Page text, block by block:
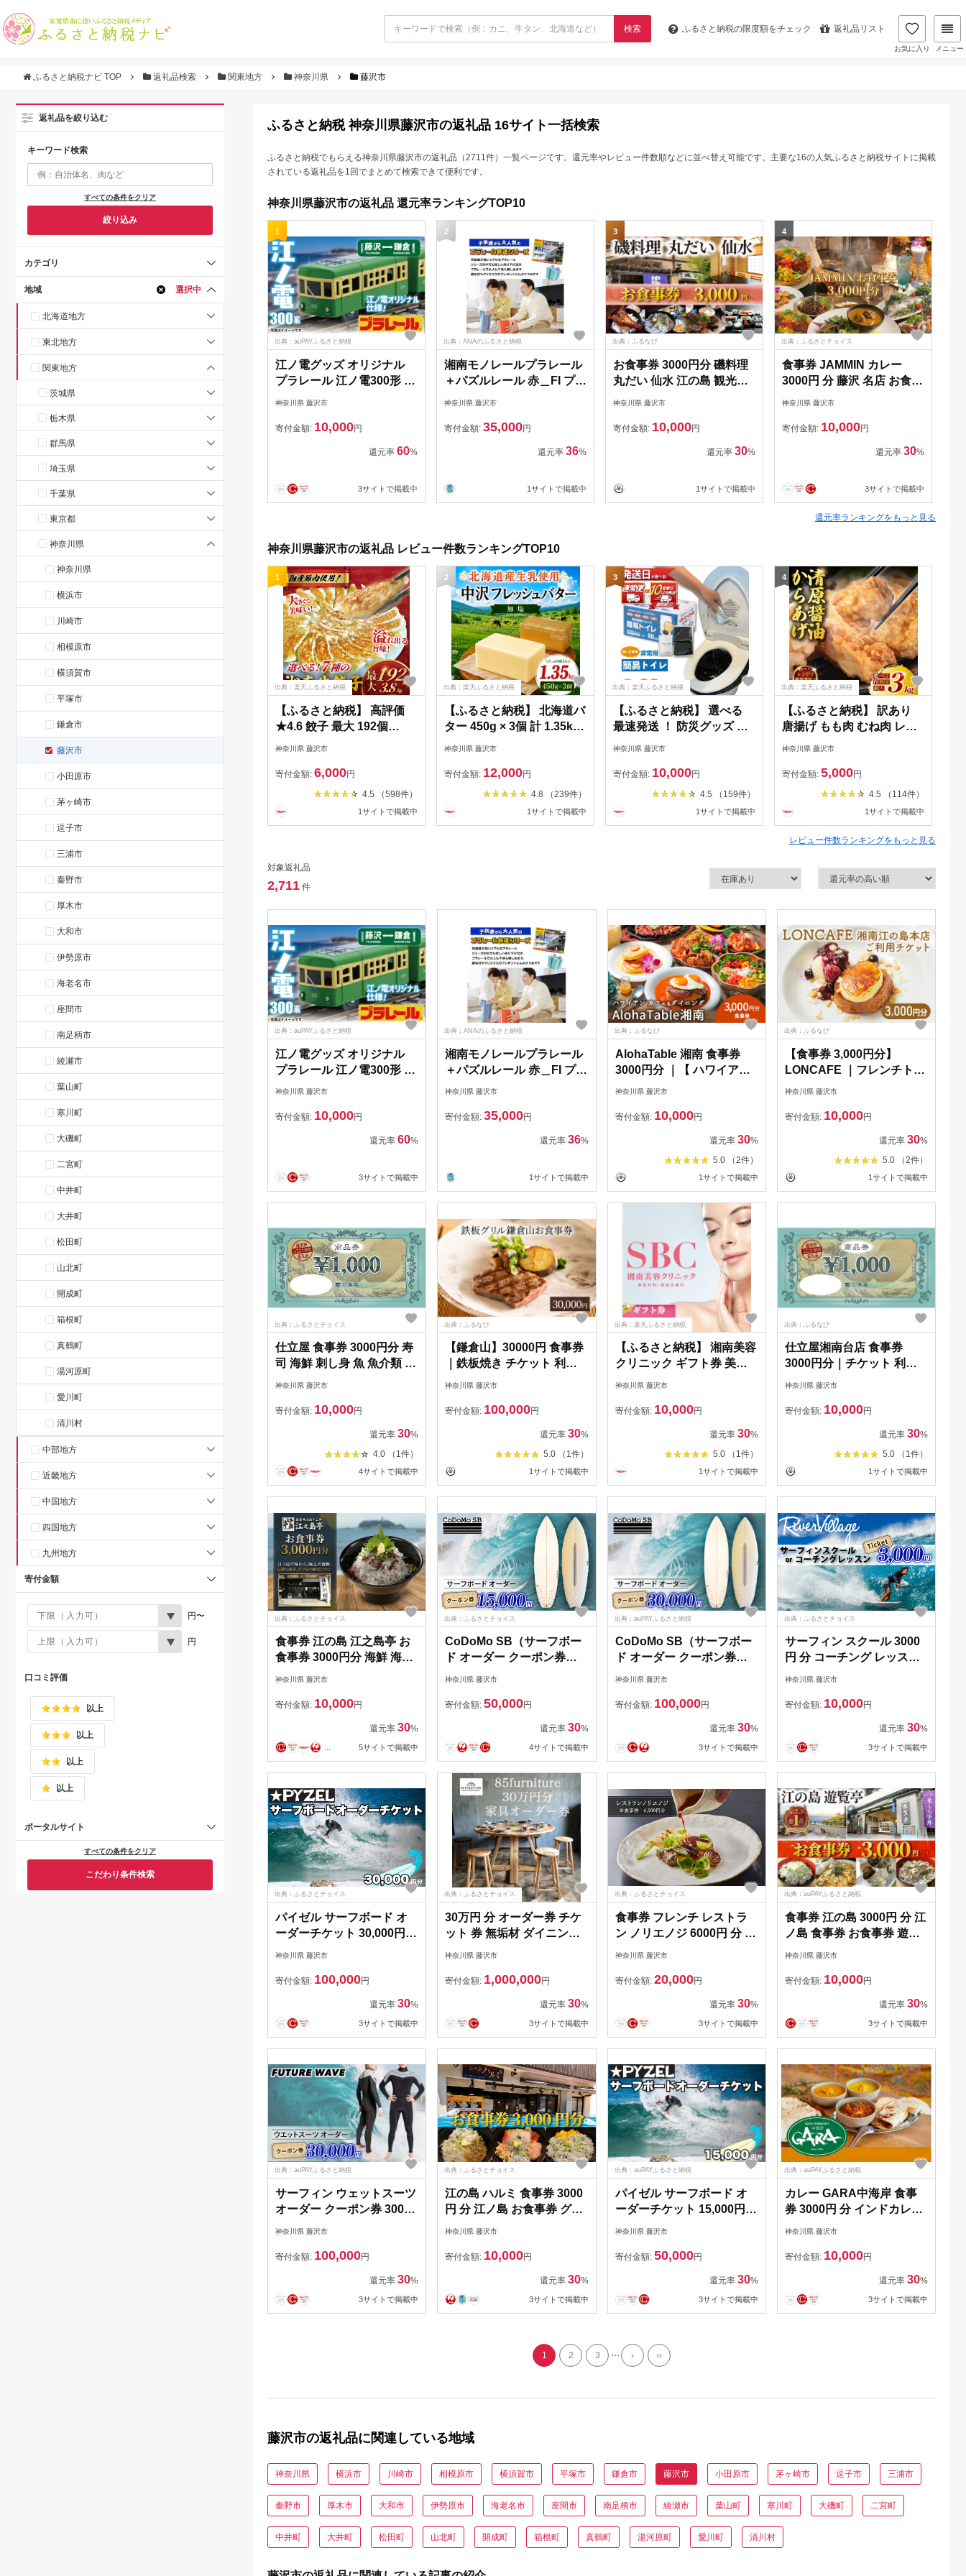
検索 ふるさと納税の限度額をチェック 返礼品リスト
お気に入り メニュー
ふるさと納税ナビ TOP 返礼品検索 関東地方 神奈川県 藤沢市
返礼品を絞り込む
キーワード検索
すべての条件をクリア
絞り込み
カテゴリ
地域 選択中
北海道地方
東北地方
関東地方
茨城県
栃木県
群馬県
埼玉県
千葉県
東京都
神奈川県
神奈川県
横浜市
川崎市
相模原市
横須賀市
平塚市
鎌倉市
藤沢市
小田原市
茅ヶ崎市
逗子市
三浦市
秦野市
厚木市
大和市
伊勢原市
海老名市
座間市
南足柄市
綾瀬市
葉山町
寒川町
大磯町
二宮町
中井町
大井町
松田町
山北町
開成町
箱根町
真鶴町
湯河原町
愛川町
清川村
中部地方
近畿地方
中国地方
四国地方
九州地方
寄付金額
円〜
円
口コミ評価
以上
以上
以上
以上
ポータルサイト
すべての条件をクリア
こだわり条件検索
ふるさと納税 神奈川県藤沢市の返礼品 16サイト一括検索
ふるさと納税でもらえる神奈川県藤沢市の返礼品（2711件）一覧ページです。還元率やレビュー件数順などに並べ替え可能です。主要な16の人気ふるさと納税サイトに掲載
されている返礼品を1回でまとめて検索できて便利です。
神奈川県藤沢市の返礼品 還元率ランキングTOP10
1
出典：auPAYふるさと納税
江ノ電グッズ オリジナル
プラレール 江ノ電300形 お
もちゃ オモチャ 玩具 電車
グッズ 電車 鉄道 列車 江の
島 江ノ島 江ノ島線 江ノ島
電鉄 江ノ電 食べ物以外 子
家族 観光 旅行 10000円 江
ノ電エリアサービス株式会
神奈川県 藤沢市
寄付金額: 10,000円
還元率 60%
3サイトで掲載中
2
出典：ANAのふるさと納税
湘南モノレールプラレール
＋パズルレール 赤＿FI プラ
レール おもちゃ プラレー
神奈川県 藤沢市
寄付金額: 35,000円
還元率 36%
1サイトで掲載中
3
出典：ふるなび
お食事券 3000円分 磯料理
丸だい 仙水 江の島 観光
【観光】
神奈川県 藤沢市
寄付金額: 10,000円
還元率 30%
1サイトで掲載中
4
出典：ふるさとチョイス
食事券 JAMMIN カレー
3000円 分 藤沢 名店 お食事
券 お食事チケット チケッ
用券 商品券 補助券 ギフト
券 ギフト プレゼント お食
事 ランチ ディナー 料理 昼
10000円 人気店 人気 ロケ
地 キーマカレー バターチ
キンカレー 関東 首都圏 神
神奈川県 藤沢市
寄付金額: 10,000円
還元率 30%
3サイトで掲載中
還元率ランキングをもっと見る
神奈川県藤沢市の返礼品 レビュー件数ランキングTOP10
1
出典：楽天ふるさと納税
【ふるさと納税】 高評価
★4.6 餃子 最大 192個
3.8kg 国産豚肉【 選べる ご
豚肉 豚 肉 ( ふるさと納税
お肉 肉餃子 野菜餃子 ふる
さと納税 焼き餃子 ギョー
ザ 冷凍餃子 ふるさと納税
川 藤沢
神奈川県 藤沢市
寄付金額: 6,000円
4.5 （598件）
1サイトで掲載中
2
出典：楽天ふるさと納税
【ふるさと納税】 北海道バ
ター 450g × 3個 計 1.35kg
加塩 有塩 大容量 フレッシ
子 国産バター 生乳 ミルク
お菓子作り 朝食 北海道バ
ター 業務用 ポンドバター
バタートースト BUTTER
神奈川県 藤沢市
寄付金額: 12,000円
4.8 （239件）
1サイトで掲載中
3
出典：楽天ふるさと納税
【ふるさと納税】 選べる
最速発送 ！ 防災グッズ 防
災トイレ 凝固剤 + 袋 60回
簡単 非常用 防災用品 非常
トイレ トイレ 簡易トイレ
防災 グッズ 災害 対策 備蓄
避難 介護 野外 グッズ 道具
神奈川県 藤沢市
寄付金額: 10,000円
4.5 （159件）
1サイトで掲載中
4
出典：楽天ふるさと納税
【ふるさと納税】 訳あり
唐揚げ もも肉 むね肉 レン
チン 簡単調理 ! 選べる セッ
あげ 冷凍 から揚げ 肉 お肉
鶏唐揚げ 鳥唐揚げ 醤油 唐
揚 揚げ物 惣菜 おかず ザン
ギ 鶏肉 鶏 鳥 とりにく 訳あ
り品 訳有 訳アリ わけあり
神奈川県 藤沢市
寄付金額: 5,000円
4.5 （114件）
1サイトで掲載中
レビュー件数ランキングをもっと見る
対象返礼品
2,711 件
出典：auPAYふるさと納税
江ノ電グッズ オリジナル
プラレール 江ノ電300形 お
もちゃ オモチャ 玩具 電車
グッズ 電車 鉄道 列車 江の
島 江ノ島 江ノ島線 江ノ島
電鉄 江ノ電 食べ物以外 子
家族 観光 旅行 10000円 江
神奈川県 藤沢市
寄付金額: 10,000円
還元率60%
3サイトで掲載中
出典：ANAのふるさと納税
湘南モノレールプラレール
＋パズルレール 赤＿FI プラ
レール おもちゃ プラレー
神奈川県 藤沢市
寄付金額:35,000円
還元率 36%
1サイトで掲載中
出典：ふるなび
AlohaTable 湘南 食事券
3000円分 ｜【 ハワイアン
カフェ＆レストラン 】
神奈川県 藤沢市
寄付金額: 10,000円
還元率 30%
5.0 （2件）
1サイトで掲載中
出典：ふるなび
【食事券 3,000円分】
LONCAFE ｜フレンチトー
スト チケット 利用券
神奈川県 藤沢市
寄付金額: 10,000円
還元率 30%
5.0 （2件）
1サイトで掲載中
出典：ふるさとチョイス
仕立屋 食事券 3000円分 寿
司 海鮮 刺し身 魚 魚介類 新
鮮 お食事券 ご利用券 料理
ギフト 贈り物 プレゼント
母の日 父の日 敬老の日 誕
生日 お祝い 内祝い 記念日
贅沢 仕立屋 神奈川 湘南 藤
沢
神奈川県 藤沢市
寄付金額: 10,000円
還元率30%
4.0 （1件）
4サイトで掲載中
出典：ふるなび
【鎌倉山】30000円 食事券
｜鉄板焼き チケット 利用
券
神奈川県 藤沢市
寄付金額: 100,000円
還元率 30%
5.0 （1件）
1サイトで掲載中
出典：楽天ふるさと納税
【ふるさと納税】 湘南美容
クリニック ギフト券 美容
選べる 金額 3000円 30000
コース VIO SBC 藤沢院 美
容クリニック 医療 レーザ
ー 美白 美肌 エステ ボディ
ケア フェイシャルケア ム
ダ毛処理 チケット 体験 湘
南美容外科 神奈川 湘南 藤
神奈川県 藤沢市
寄付金額: 10,000円
還元率 30%
5.0 （1件）
1サイトで掲載中
出典：ふるなび
仕立屋湘南台店 食事券
3000円分｜チケット 利用
券 【神奈川県 藤沢市】
神奈川県 藤沢市
寄付金額: 10,000円
還元率 30%
5.0 （1件）
1サイトで掲載中
出典：ふるさとチョイス
食事券 江の島 江之島亭 お
食事券 3000円分 海鮮 海鮮
丼 ギフト グルメギフト ギ
ラス 丼 新鮮 釜揚げしらす
生しらす 料理 sirasu 江ノ
島 チケット 食べ物以外 人
気 観光 旅行 トラベル ラン
神奈川県 藤沢市
寄付金額: 10,000円
還元率30%
5サイトで掲載中
出典：ふるさとチョイス
CoDoMo SB（サーフボー
ド オーダー クーポン券
15000円分）サーフボード
ポーツ用品 サーフィン 国
産 日本製 オーダーメイド
神奈川県 藤沢市
寄付金額:50,000円
還元率 30%
4サイトで掲載中
出典：auPAYふるさと納税
CoDoMo SB（サーフボー
ド オーダー クーポン券
30000円分）サーフボード
ポーツ用品 サーフィン 国
産 日本製 オーダーメイド
神奈川県 藤沢市
寄付金額: 100,000円
還元率 30%
3サイトで掲載中
出典：ふるさとチョイス
サーフィン スクール 3000
円 分 コーチング レッスン
河村 カイサ YouTube
利用券 券 アクティビティ
レジャー マリンスポーツ
ビーチスポーツ 海 江の島
ビーチ アウトドア 波 旅行
南 藤沢
神奈川県 藤沢市
寄付金額: 10,000円
還元率 30%
3サイトで掲載中
出典：ふるさとチョイス
パイゼル サーフボード オ
ーダーチケット 30,000円分
サーフィン 海 波 マリンス
ケット Ticket 江の島 江ノ
SURFBOARDS JAPAN 株
式会社 神奈川 湘南 藤沢
神奈川県 藤沢市
寄付金額: 100,000円
還元率30%
3サイトで掲載中
出典：ふるさとチョイス
30万円 分 オーダー券 チケ
ット 券 無垢材 ダイニング
インテリア 木製 ハンドメ
ル てーぶる デスク 机 おし
ゃれ かわいい 杉 ビンテー
ジ 椅子 日用品 リビング キ
ッチン 市場家具 いちば 85
神奈川県 藤沢市
寄付金額: 1,000,000円
還元率 30%
3サイトで掲載中
出典：ふるさとチョイス
食事券 フレンチ レストラ
ン ノリエノジ 6000円 分 お
食事券 お食事カード グル
ギフト券 ギフト プレゼン
ト チケット 券 食事 お食事
しょくじけん りようけん
ランチ ディナー コース 料
圏 関東 神奈川 湘南 藤沢
神奈川県 藤沢市
寄付金額: 20,000円
還元率 30%
3サイトで掲載中
出典：auPAYふるさと納税
食事券 江の島 3000円 分 江
ノ島 食事券 お食事券 遊覧
亭 グルメ券 利用券 商品券
ケット お食事 ランチ 海鮮
丼 江の島丼 サザエ しらす
生しらす シラス 海が見え
る オーシャンビュー 湘南
東 首都圏 神奈川 湘南 藤沢
神奈川県 藤沢市
寄付金額: 10,000円
還元率 30%
3サイトで掲載中
出典：auPAYふるさと納税
サーフィン ウェットスーツ
オーダー クーポン券 30000
円 FUTURE WAVE フュー
さーふぃん フルオーダー
セミドライ タッパー ロン
グジョン メンズ レディー
ス アウトドア スポーツ 用
神奈川県 藤沢市
寄付金額: 100,000円
還元率30%
3サイトで掲載中
出典：ふるさとチョイス
江の島 ハルミ 食事券 3000
円 分 江ノ島 お食事券 グル
メ券 利用券 商品券 補助券
老舗 食堂 お食事 御食事 ラ
ンチ 海鮮 丼 御膳 しらす 生
しらす シラス 魚 刺し身 焼
き魚 旅行 観光 旅行 トラベ
神奈川県 藤沢市
寄付金額: 10,000円
還元率 30%
3サイトで掲載中
出典：auPAYふるさと納税
パイゼル サーフボード オ
ーダーチケット 15,000円分
サーフィン 海 波 マリンス
ケット Ticket 江の島 江ノ
SURFBOARDS JAPAN 株
式会社 神奈川 湘南 藤沢
神奈川県 藤沢市
寄付金額: 50,000円
還元率 30%
3サイトで掲載中
出典：auPAYふるさと納税
カレー GARA中海岸 食事
券 3000円 分 インドカレー
インド料理 利用券 お食事
ンドリー チキン ナン スパ
イス 旨味 バター 生クリー
ム こく まろやか 本格 老舗
テラスモール湘南 10000円
神奈川県 藤沢市
寄付金額: 10,000円
還元率 30%
3サイトで掲載中
1 2 3 ... › ››
藤沢市の返礼品に関連している地域
神奈川県 横浜市 川崎市 相模原市 横須賀市 平塚市 鎌倉市 藤沢市 小田原市 茅ヶ崎市 逗子市 三浦市
秦野市 厚木市 大和市 伊勢原市 海老名市 座間市 南足柄市 綾瀬市 葉山町 寒川町 大磯町 二宮町
中井町 大井町 松田町 山北町 開成町 箱根町 真鶴町 湯河原町 愛川町 清川村